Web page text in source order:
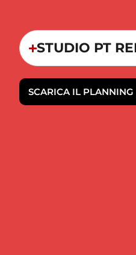
STUDIO PT
SCARICA IL PLANNING